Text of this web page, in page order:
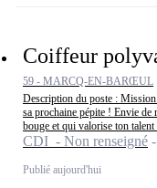
Coiffeur
59 - MARCQ-EN-BARŒUL
Description du poste :
sa prochaine pépite ! Envie de
bouge et qui valorise ton talent
CDI - Non renseigné
Publié aujourd'hui